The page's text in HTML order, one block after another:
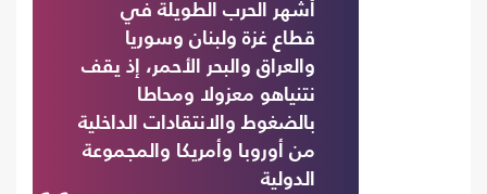
أشهر الحرب الطويلة في
قطاع غزة ولبنان وسوريا
والعراق والبحر الأحمر، إذ يقف
نتنياهو معزولا ومحاطا
بالضغوط والانتقادات الداخلية
من أوروبا وأمريكا والمجموعة
الدولية